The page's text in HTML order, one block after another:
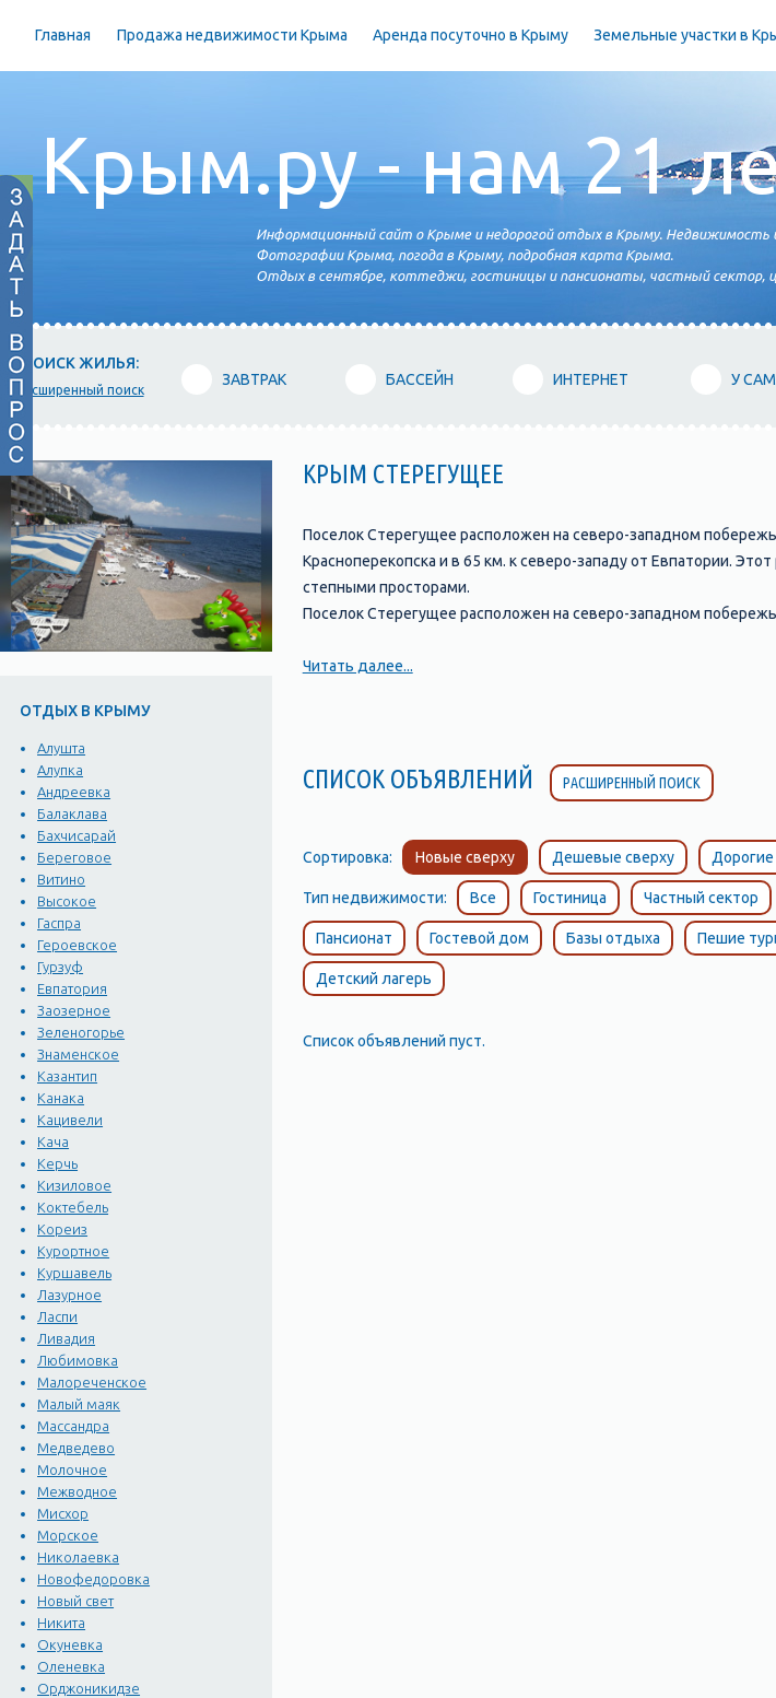
Главная Продажа недвижимости Крыма Аренда посуточно в Крыму Земельные участки в
Крым.ру - нам 21
Информационный сайт о Крыме и недорогой отдых в Крыму. Недвижимость
Фотографии Крыма, погода в Крыму, подробная карта Крыма.
Отдых в сентябре, коттеджи, гостиницы и пансионаты, частный сектор,
ПОИСК ЖИЛЬЯ:
расширенный поиск
ЗАВТРАК БАССЕЙН ИНТЕРНЕТ У
ОТДЫХ В КРЫМУ
Алушта
Алупка
Андреевка
Балаклава
Бахчисарай
Береговое
Витино
Высокое
Гаспра
Героевское
Гурзуф
Евпатория
Заозерное
Зеленогорье
Знаменское
Казантип
Канака
Кацивели
Кача
Керчь
Кизиловое
Коктебель
Кореиз
Курортное
Куршавель
Лазурное
Ласпи
Ливадия
Любимовка
Малореченское
Малый маяк
Массандра
Медведево
Молочное
Межводное
Мисхор
Морское
Николаевка
Новофедоровка
Новый свет
Никита
Окуневка
Оленевка
Орджоникидзе
КРЫМ СТЕРЕГУЩЕЕ
Поселок Cтерегущее расположен на северо-западном
Красноперекопска и в 65 км. к северо-западу от Евпатории.
степными просторами.
Поселок Cтерегущее расположен на северо-западном
Читать далее...
СПИСОК ОБЪЯВЛЕНИЙ РАСШИРЕННЫЙ ПОИСК
Сортировка: Новые сверху Дешевые сверху Дорогие
Тип недвижимости: Все Гостиница Частный сектор
Пансионат Гостевой дом Базы отдыха Пешие
Детский лагерь
Список объявлений пуст.